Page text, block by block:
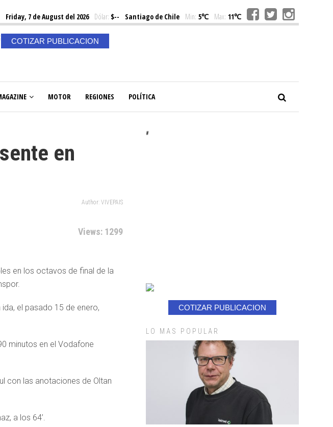
Friday, 7 de August del 2026Dólar: $-- Santiago de Chile Min: 5℃ Max: 11℃
COTIZAR PUBLICACION
MOTOR REGIONES POLÍTICA
en
Author: VIVEPAIS
Views: 1299
en los octavos de final de la
ida, el pasado 15 de enero,
minutos en el Vodafone
con las anotaciones de Oltan
a los 64’.
#
COTIZAR PUBLICACION
LO MAS POPULAR